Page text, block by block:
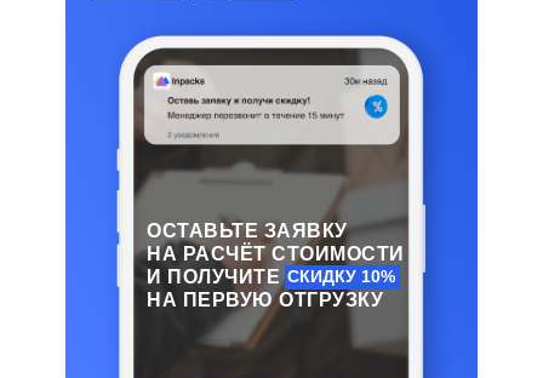
ОСТАВЬТЕ ЗАЯВКУ
НА РАСЧЁТ СТОИМОСТИ
И ПОЛУЧИТЕ
НА ПЕРВУЮ ОТГРУЗКУ
СКИДКУ 10%